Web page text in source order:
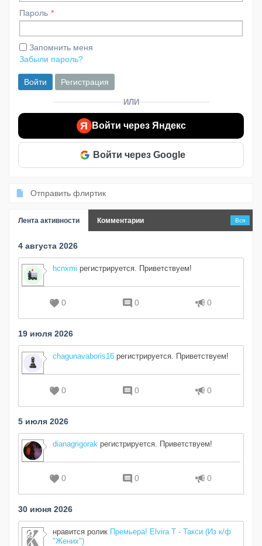
Пароль
Запомнить меня
Забыли пароль?
Войти Регистрация
ИЛИ
Я Войти через Яндекс
Войти через Google
Отправить флиртик
Лента активности Комментарии Вся
4 августа 2026
hcnxmi регистрируется. Приветствуем!
0 0 0
19 июля 2026
chagunavaboris16 регистрируется. Приветствуем!
0 0 0
5 июля 2026
dianagrigorak регистрируется. Приветствуем!
0 0 0
30 июня 2026
нравится ролик Премьера! Elvira T - Такси (Из к/ф
"Жених")